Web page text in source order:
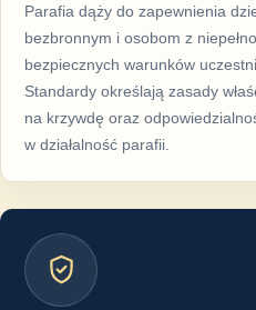
Parafia dąży do zapewnienia
bezbronnym i osobom z
bezpiecznych warunków
Standardy określają zasady
na krzywdę oraz
w działalność parafii.